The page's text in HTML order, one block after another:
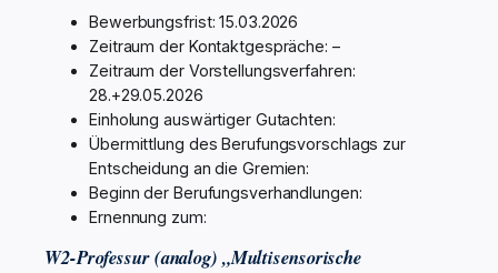
Bewerbungsfrist: 15.03.2026
Zeitraum der Kontaktgespräche: –
Zeitraum der Vorstellungsverfahren:
28.+29.05.2026
Einholung auswärtiger Gutachten:
Übermittlung des Berufungsvorschlags zur
Entscheidung an die Gremien:
Beginn der Berufungsverhandlungen:
Ernennung zum:
W2-Professur (analog) „Multisensorische